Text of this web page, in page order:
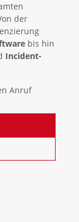
der
bis hin
Incident-
Anruf